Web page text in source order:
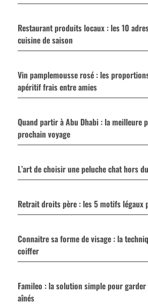
Restaurant produits locaux : les 10
cuisine de saison
Vin pamplemousse rosé : les
apéritif frais entre amies
Quand partir à Abu Dhabi : la meilleure
prochain voyage
L’art de choisir une peluche chat hors
Retrait droits père : les 5 motifs légaux
Connaitre sa forme de visage : la
coiffer
Famileo : la solution simple pour
aînés